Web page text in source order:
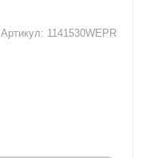
Артикул: 1141530WEPR